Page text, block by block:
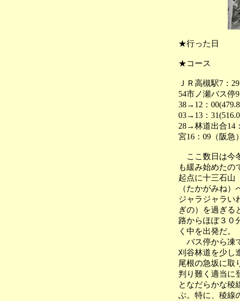
★行った日 ２
★コース
ＪＲ高槻駅7：
54市ノ瀬バス停
38→12：
03→13：
28→林道出合14
宮16：09（阪急
ここ数日は今
も緩み始めたの
起点に十三石山
（たかがみね
ジャラジャラい
ぎの）を過ぎる
路からほぼ３０
く中を出発だ。
バス停から凍
刈谷林道を少し
尾根の急坂に取
判り難く適当に
となだらかな稜
ぶ。特に、稜線